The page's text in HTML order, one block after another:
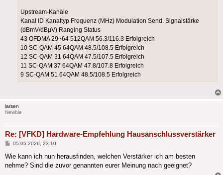
Upstream-Kanäle
Kanal ID Kanaltyp Frequenz (MHz) Modulation Send. Signalstärke
(dBmV/dBµV) Ranging Status
43 OFDMA 29~64 512QAM 56.3/116.3 Erfolgreich
10 SC-QAM 45 64QAM 48.5/108.5 Erfolgreich
12 SC-QAM 31 64QAM 47.5/107.5 Erfolgreich
11 SC-QAM 37 64QAM 47.8/107.8 Erfolgreich
9 SC-QAM 51 64QAM 48.5/108.5 Erfolgreich
larsen
Newbie
Re: [VFKD] Hardware-Empfehlung Hausanschlussverstärker
Beitrag
05.05.2026, 23:10
Wie kann ich nun herausfinden, welchen Verstärker ich am besten
nehme? Sind die zuvor genannten eurer Meinung nach geeignet?